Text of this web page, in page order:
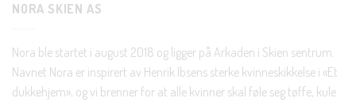
NORA SKIEN AS
Nora ble startet i august 2018 og ligger på Arkaden i Skien sentrum.
Navnet Nora er inspirert av Henrik Ibsens sterke kvinneskikkelse i «Et
dukkehjem», og vi brenner for at alle kvinner skal føle seg tøffe, kule